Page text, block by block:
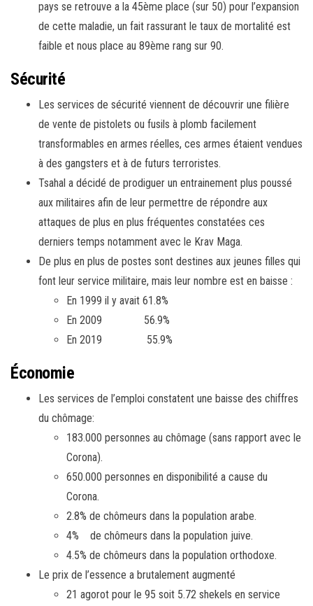
pays se retrouve a la 45ème place (sur 50) pour l’expansion
de cette maladie, un fait rassurant le taux de mortalité est
faible et nous place au 89ème rang sur 90.
Sécurité
Les services de sécurité viennent de découvrir une filière
de vente de pistolets ou fusils à plomb facilement
transformables en armes réelles, ces armes étaient vendues
à des gangsters et à de futurs terroristes.
Tsahal a décidé de prodiguer un entrainement plus poussé
aux militaires afin de leur permettre de répondre aux
attaques de plus en plus fréquentes constatées ces
derniers temps notamment avec le Krav Maga.
De plus en plus de postes sont destines aux jeunes filles qui
font leur service militaire, mais leur nombre est en baisse :
En 1999 il y avait 61.8%
En 2009 56.9%
En 2019 55.9%
Économie
Les services de l’emploi constatent une baisse des chiffres
du chômage:
183.000 personnes au chômage (sans rapport avec le
Corona).
650.000 personnes en disponibilité a cause du
Corona.
2.8% de chômeurs dans la population arabe.
4% de chômeurs dans la population juive.
4.5% de chômeurs dans la population orthodoxe.
Le prix de l’essence a brutalement augmenté
21 agorot pour le 95 soit 5.72 shekels en service